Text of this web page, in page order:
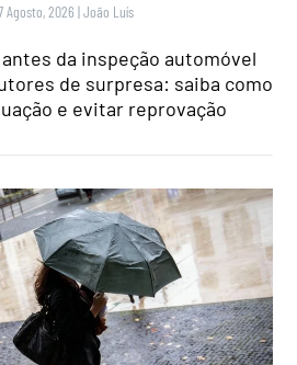
Agosto, 2026 |João Luís
da inspeção automóvel
de surpresa: saiba como
e evitar reprovação